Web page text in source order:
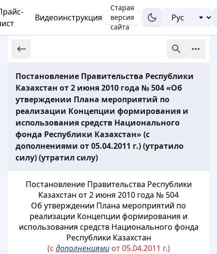
Видеоинструкция
Старая
версия
сайта
Постановление Правительства Республики
Казахстан от 2 июня 2010 года № 504 «Об
утверждении Плана мероприятий по
реализации Концепции формирования и
использования средств Национального
фонда Республики Казахстан» (с
дополнениями от 05.04.2011 г.) (утратило
силу) (утратил силу)
Постановление Правительства Республики
Казахстан от 2 июня 2010 года № 504
Об утверждении Плана мероприятий по
реализации Концепции формирования и
использования средств Национального фонда
Республики Казахстан
(с дополнениямиот 05.04.2011 г.)